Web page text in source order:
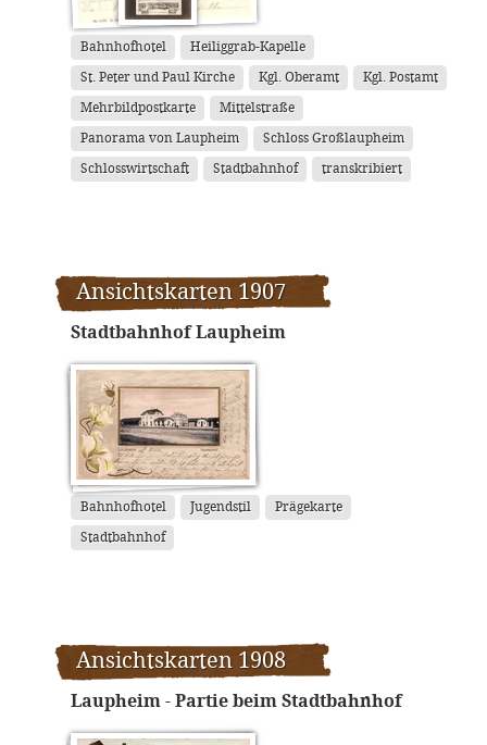
Bahnhofhotel Heiliggrab-Kapelle
St. Peter und Paul Kirche Kgl. Oberamt Kgl. Postamt
Mehrbildpostkarte Mittelstraße
Panorama von Laupheim Schloss Großlaupheim
Schlosswirtschaft Stadtbahnhof transkribiert
Ansichtskarten 1907
Stadtbahnhof Laupheim
Bahnhofhotel Jugendstil Prägekarte
Stadtbahnhof
Ansichtskarten 1908
Laupheim - Partie beim Stadtbahnhof